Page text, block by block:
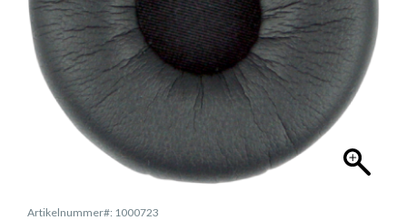
Artikelnummer#: 1000723